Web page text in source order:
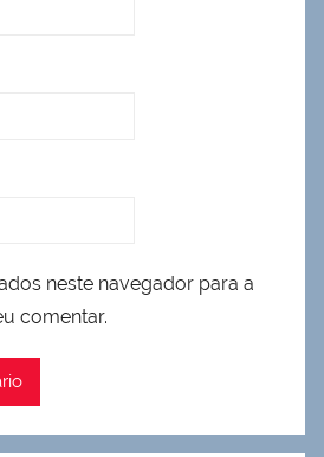
neste navegador para a
comentar.